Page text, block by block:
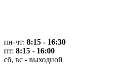
пн-чт: 8:15 - 16:30
пт: 8:15 - 16:00
сб, вс - выходной